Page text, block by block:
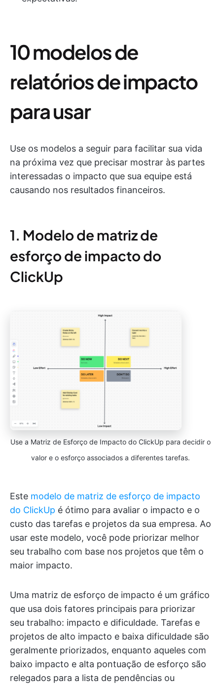
10 modelos de
relatórios de impacto
para usar
Use os modelos a seguir para facilitar sua vida
na próxima vez que precisar mostrar às partes
interessadas o impacto que sua equipe está
causando nos resultados financeiros.
1. Modelo de matriz de
esforço de impacto do
ClickUp
Use a Matriz de Esforço de Impacto do ClickUp para decidir o
valor e o esforço associados a diferentes tarefas.
Este modelo de matriz de esforço de impacto
do ClickUp é ótimo para avaliar o impacto e o
custo das tarefas e projetos da sua empresa. Ao
usar este modelo, você pode priorizar melhor
seu trabalho com base nos projetos que têm o
maior impacto.
Uma matriz de esforço de impacto é um gráfico
que usa dois fatores principais para priorizar
seu trabalho: impacto e dificuldade. Tarefas e
projetos de alto impacto e baixa dificuldade são
geralmente priorizados, enquanto aqueles com
baixo impacto e alta pontuação de esforço são
relegados para a lista de pendências ou